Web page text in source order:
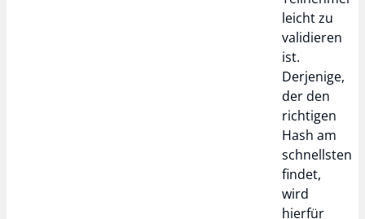
leicht zu
validieren
ist.
Derjenige,
der den
richtigen
Hash am
schnellsten
findet,
wird
hierfür